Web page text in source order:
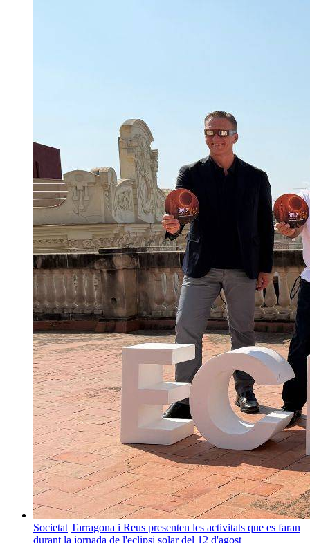
Societat Tarragona i Reus presenten les activitats que es faran
durant la jornada de l'eclipsi solar del 12 d'agost